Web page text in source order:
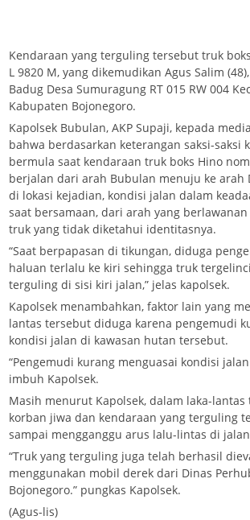
Kendaraan yang terguling tersebut truk
L 9820 M, yang dikemudikan Agus Salim
Badug Desa Sumuragung RT 015 RW 004
Kabupaten Bojonegoro.
Kapolsek Bubulan, AKP Supaji, kepada
bahwa berdasarkan keterangan saksi-saksi
bermula saat kendaraan truk boks Hino
berjalan dari arah Bubulan menuju ke arah
di lokasi kejadian, kondisi jalan dalam
saat bersamaan, dari arah yang
truk yang tidak diketahui identitasnya.
“Saat berpapasan di tikungan, diduga
haluan terlalu ke kiri sehingga truk
terguling di sisi kiri jalan,” jelas kapolsek.
Kapolsek menambahkan, faktor lain yang
lantas tersebut diduga karena pengemudi
kondisi jalan di kawasan hutan tersebut.
“Pengemudi kurang menguasai kondisi
imbuh Kapolsek.
Masih menurut Kapolsek, dalam laka-
korban jiwa dan kendaraan yang terguling
sampai mengganggu arus lalu-lintas di
“Truk yang terguling juga telah berhasil
menggunakan mobil derek dari Dinas
Bojonegoro.” pungkas Kapolsek.
(Agus-lis)